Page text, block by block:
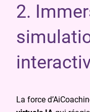
2.
La force